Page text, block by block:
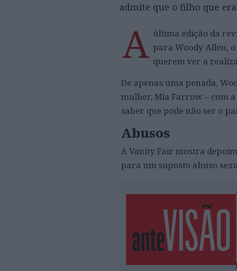
admite que o filho que
A última edição da
para Woody Allen,
querem ver a
De apenas uma penada,
mulher, Mia Farrow – com
saber que pode não ser o
Abusos
A Vanity Fair mostra
para um suposto abuso